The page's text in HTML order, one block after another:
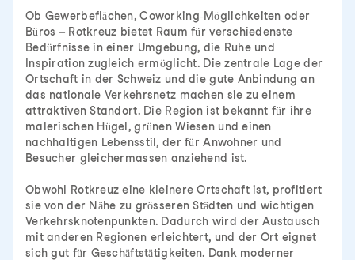
Ob Gewerbeflächen, Coworking-Möglichkeiten oder
Büros – Rotkreuz bietet Raum für verschiedenste
Bedürfnisse in einer Umgebung, die Ruhe und
Inspiration zugleich ermöglicht. Die zentrale Lage der
Ortschaft in der Schweiz und die gute Anbindung an
das nationale Verkehrsnetz machen sie zu einem
attraktiven Standort. Die Region ist bekannt für ihre
malerischen Hügel, grünen Wiesen und einen
nachhaltigen Lebensstil, der für Anwohner und
Besucher gleichermassen anziehend ist.
Obwohl Rotkreuz eine kleinere Ortschaft ist, profitiert
sie von der Nähe zu grösseren Städten und wichtigen
Verkehrsknotenpunkten. Dadurch wird der Austausch
mit anderen Regionen erleichtert, und der Ort eignet
sich gut für Geschäftstätigkeiten. Dank moderner